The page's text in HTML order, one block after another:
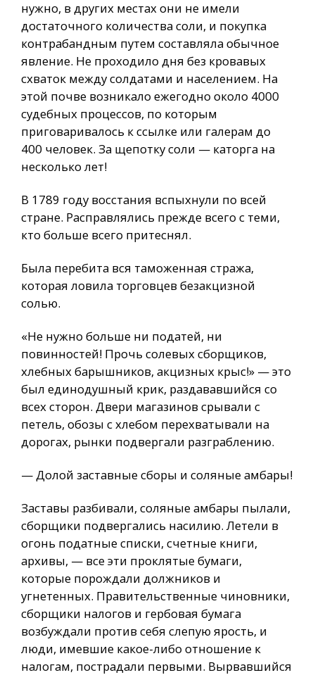
нужно, в других местах они не имели
достаточного количества соли, и покупка
контрабандным путем составляла обычное
явление. Не проходило дня без кровавых
схваток между солдатами и населением. На
этой почве возникало ежегодно около 4000
судебных процессов, по которым
приговаривалось к ссылке или галерам до
400 человек. За щепотку соли — каторга на
несколько лет!
В 1789 году восстания вспыхнули по всей
стране. Расправлялись прежде всего с теми,
кто больше всего притеснял.
Была перебита вся таможенная стража,
которая ловила торговцев безакцизной
солью.
«Не нужно больше ни податей, ни
повинностей! Прочь солевых сборщиков,
хлебных барышников, акцизных крыс!» — это
был единодушный крик, раздававшийся со
всех сторон. Двери магазинов срывали с
петель, обозы с хлебом перехватывали на
дорогах, рынки подвергали разграблению.
— Долой заставные сборы и соляные амбары!
Заставы разбивали, соляные амбары пылали,
сборщики подвергались насилию. Летели в
огонь податные списки, счетные книги,
архивы, — все эти проклятые бумаги,
которые порождали должников и
угнетенных. Правительственные чиновники,
сборщики налогов и гербовая бумага
возбуждали против себя слепую ярость, и
люди, имевшие какое-либо отношение к
налогам, пострадали первыми. Вырвавшийся